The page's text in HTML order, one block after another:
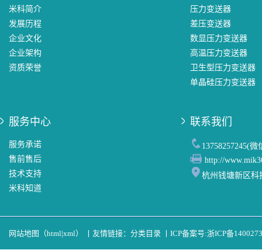
米科简介
发展历程
企业文化
企业架构
资质荣誉
压力变送器
差压变送器
数显压力变送器
高温压力变送器
卫生型压力变送器
单晶硅压力变送器
服务中心
服务承诺
售前售后
技术支持
米科知道
联系我们
13758257245(微
http://
杭州钱塘新区科
网站地图（html|xml） 友情链接： 分类目录 ICP备案号:浙ICP备